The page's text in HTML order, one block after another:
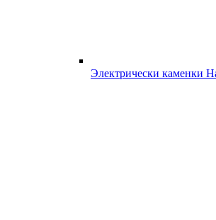
Электрически каменки